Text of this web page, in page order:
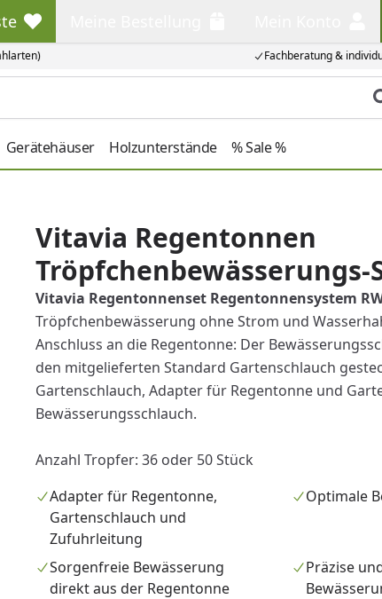
Fachberatung &
Gerätehäuser Holzunterstände % Sale %
Vitavia Regentonnen
Tröpfchenbewässerungs-
Vitavia Regentonnenset Regentonnensystem
Tröpfchenbewässerung ohne Strom und
Anschluss an die Regentonne: Der
den mitgelieferten Standard Gartenschlauch
Gartenschlauch, Adapter für Regentonne und
Bewässerungsschlauch.
Anzahl Tropfer: 36 oder 50 Stück
Adapter für Regentonne,
Gartenschlauch und
Zufuhrleitung
Optimale
Sorgenfreie Bewässerung
direkt aus der Regentonne
Präzise